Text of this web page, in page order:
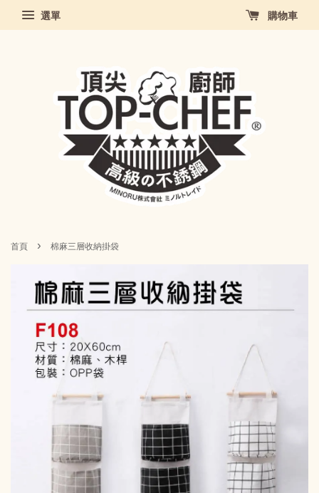
選單 購物車
首頁 › 棉麻三層收納掛袋